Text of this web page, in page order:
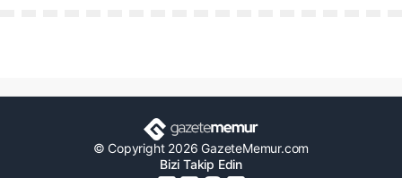
© Copyright 2026 GazeteMemur.com
Bizi Takip Edin